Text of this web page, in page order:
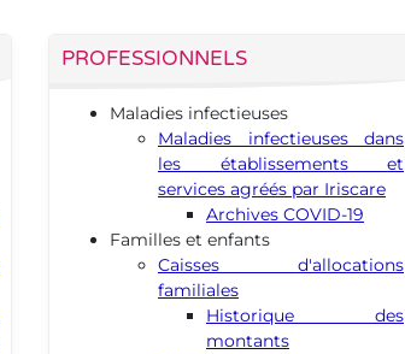
PROFESSIONNELS
Maladies infectieuses
Maladies infectieuses dans
les établissements et
services agréés par Iriscare
Archives COVID-19
Familles et enfants
Caisses d'allocations
familiales
Historique des
montants